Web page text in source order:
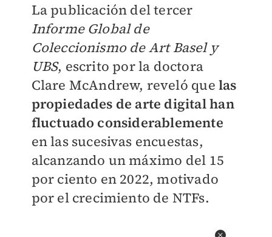
La publicación del tercer
Informe Global de
Coleccionismo de Art Basel y
UBS, escrito por la doctora
Clare McAndrew, reveló que las
propiedades de arte digital han
fluctuado considerablemente
en las sucesivas encuestas,
alcanzando un máximo del 15
por ciento en 2022, motivado
por el crecimiento de NTFs.